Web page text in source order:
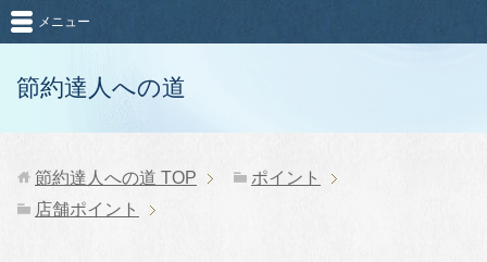
節約達人への道
メニュー
節約達人への道 TOP
ポイント
店舗ポイント